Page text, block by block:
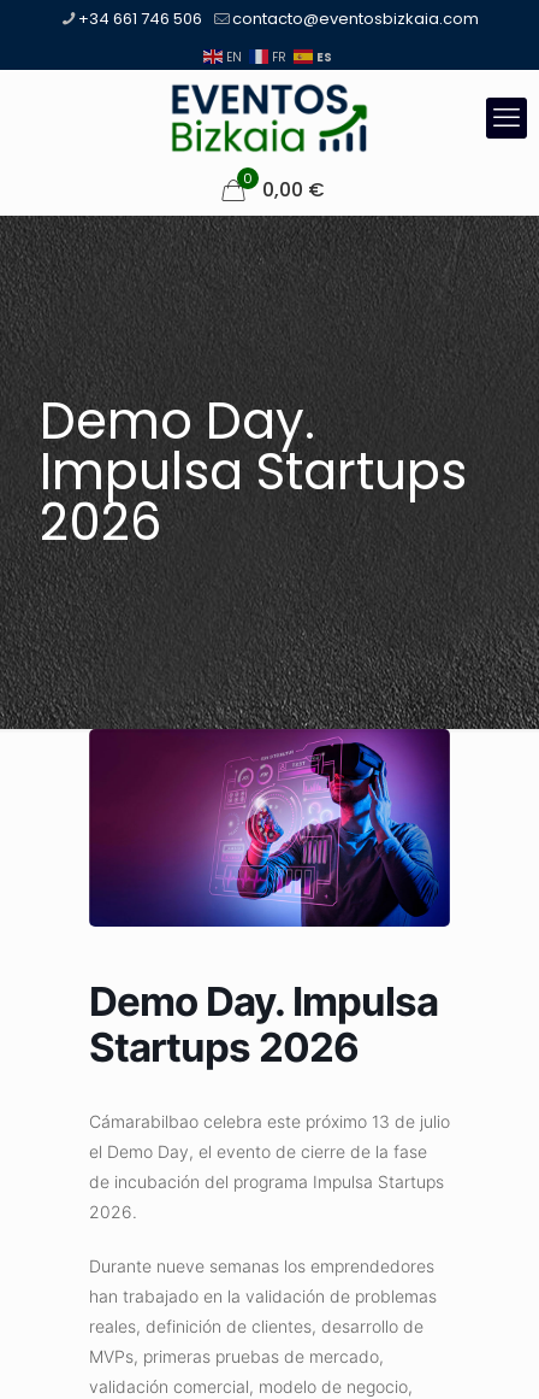
+34 661 746 506 contacto@eventosbizkaia.com
EN FR ES
0 0,00 €
Demo Day.
Impulsa Startups
2026
Demo Day. Impulsa
Startups 2026
Cámarabilbao celebra este próximo 13 de julio
el Demo Day, el evento de cierre de la fase
de incubación del programa Impulsa Startups
2026.
Durante nueve semanas los emprendedores
han trabajado en la validación de problemas
reales, definición de clientes, desarrollo de
MVPs, primeras pruebas de mercado,
validación comercial, modelo de negocio,